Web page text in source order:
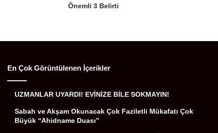
Önemli 3 Belirti
En Çok Görüntülenen İçerikler
UZMANLAR UYARDI! EVİNİZE BİLE SOKMAYIN!
Sabah ve Akşam Okunacak Çok Faziletli Mükafatı Çok
Büyük “Ahidname Duası”